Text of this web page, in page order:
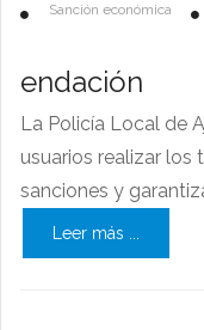
Sanción económica
endación
La Policía Local de
usuarios realizar los
sanciones y
Leer más ...